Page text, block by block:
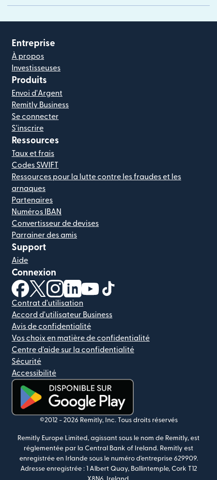
Entreprise
À propos
Investisseuses
Produits
Envoi d'Argent
Remitly Business
Se connecter
S'inscrire
Ressources
Taux et frais
Codes SWIFT
Ressources pour la lutte contre les fraudes et les
arnaques
Partenaires
Numéros IBAN
Convertisseur de devises
Parrainer des amis
Support
Aide
Connexion
(s'ouvre dans une nouvelle fenêtre)
(s'ouvre dans une nouvelle fenêtre)
(s'ouvre dans une nouvelle fenêtre)
(s'ouvre dans une nouvelle fenêtre)
(s'ouvre dans une nouvelle
Contrat d'utilisation
Accord d'utilisateur Business
Avis de confidentialité
Vos choix en matière de confidentialité
Centre d'aide sur la confidentialité
Sécurité
Accessibilité
(s'ouvre dans une nouvelle fenêtre)
©2012 - 2026 Remitly, Inc. Tous droits réservés
Remitly Europe Limited, agissant sous le nom de Remitly, est
réglementée par la Central Bank of Ireland. Remitly est
enregistrée en Irlande sous le numéro d'entreprise 629909.
Adresse enregistrée : 1 Albert Quay, Ballintemple, Cork T12